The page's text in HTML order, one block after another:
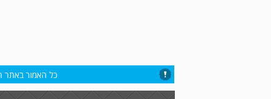
כל האמור באתר